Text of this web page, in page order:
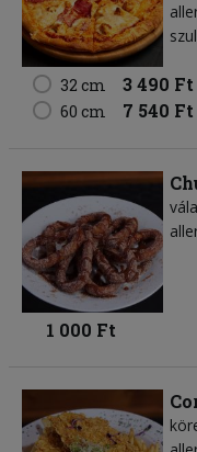
32 cm 3 490 Ft
60 cm 7 540 Ft
1 000 Ft